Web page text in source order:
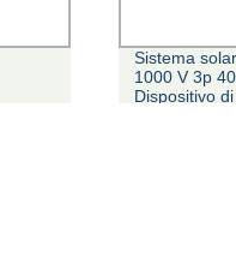
Sistema
1000 V 3p
Dispositivo